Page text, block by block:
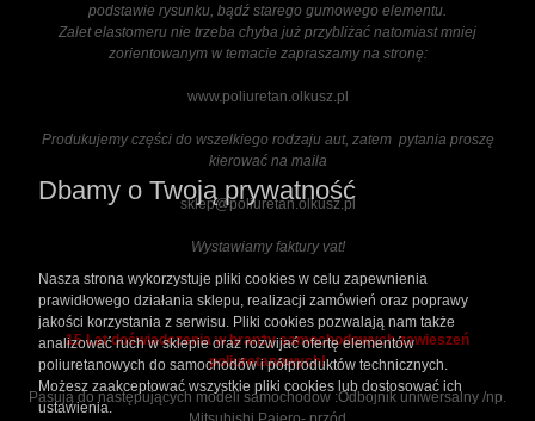
podstawie rysunku, bądź starego gumowego elementu.
Zalet elastomeru nie trzeba chyba już przybliżać natomiast mniej
zorientowanym w temacie zapraszamy na stronę:
www.poliuretan.olkusz.pl
Produkujemy części do wszelkiego rodzaju aut, zatem pytania proszę
kierować na maila
sklep@poliuretan.olkusz.pl
Wystawiamy faktury vat!
15 Lat doświadczenia w branży samochodowych zawieszeń
poliuretanowych!
Pasują do następujących modeli samochodów :Odbojnik uniwersalny /np.
Dbamy o Twoją prywatność
Nasza strona wykorzystuje pliki cookies w celu zapewnienia
prawidłowego działania sklepu, realizacji zamówień oraz poprawy
jakości korzystania z serwisu. Pliki cookies pozwalają nam także
analizować ruch w sklepie oraz rozwijać ofertę elementów
poliuretanowych do samochodów i półproduktów technicznych.
Możesz zaakceptować wszystkie pliki cookies lub dostosować ich
ustawienia.